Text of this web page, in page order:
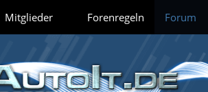
Mitglieder Forenregeln Forum